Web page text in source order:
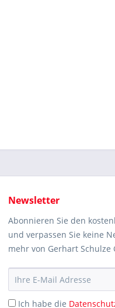
Newsletter
Abonnieren Sie den
und verpassen Sie keine
mehr von Gerhart Schulze
Ich habe die